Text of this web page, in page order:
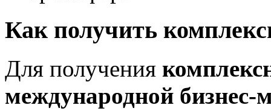
Как получить
Для получения
международной бизнес-